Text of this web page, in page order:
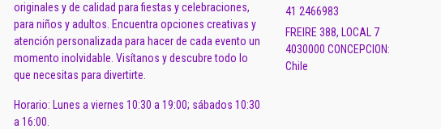
originales y de calidad para fiestas y celebraciones,
para niños y adultos. Encuentra opciones creativas y
atención personalizada para hacer de cada evento un
momento inolvidable. Visítanos y descubre todo lo
que necesitas para divertirte.
Horario: Lunes a viernes 10:30 a 19:00; sábados 10:30
a 16:00.
41 2466983
FREIRE 388, LOCAL 7
4030000 CONCEPCION:
Chile